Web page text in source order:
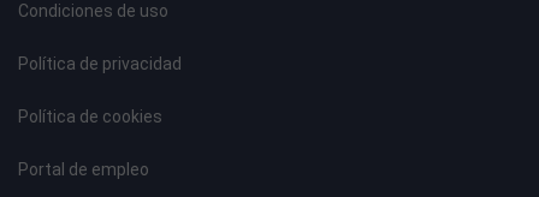
Condiciones de uso
Política de privacidad
Política de cookies
Portal de empleo